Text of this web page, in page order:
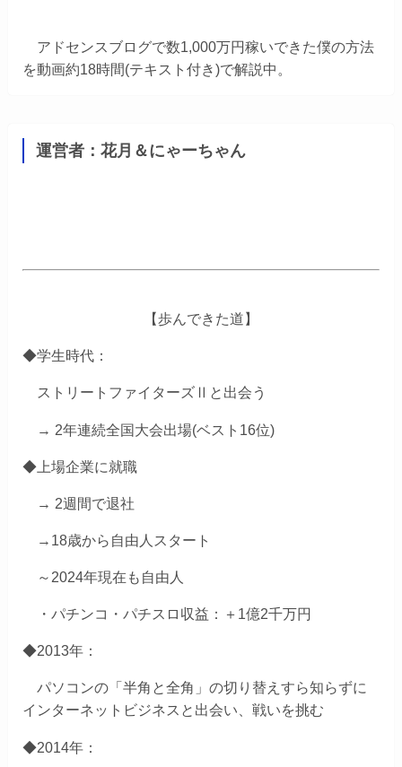
アドセンスブログで数1,000万円稼いできた僕の方法
を動画約18時間(テキスト付き)で解説中。
運営者：花月＆にゃーちゃん
【歩んできた道】
◆学生時代：
ストリートファイターズⅡと出会う
→ 2年連続全国大会出場(ベスト16位)
◆上場企業に就職
→ 2週間で退社
→18歳から自由人スタート
～2024年現在も自由人
・パチンコ・パチスロ収益：＋1億2千万円
◆2013年：
パソコンの「半角と全角」の切り替えすら知らずに
インターネットビジネスと出会い、戦いを挑む
◆2014年：